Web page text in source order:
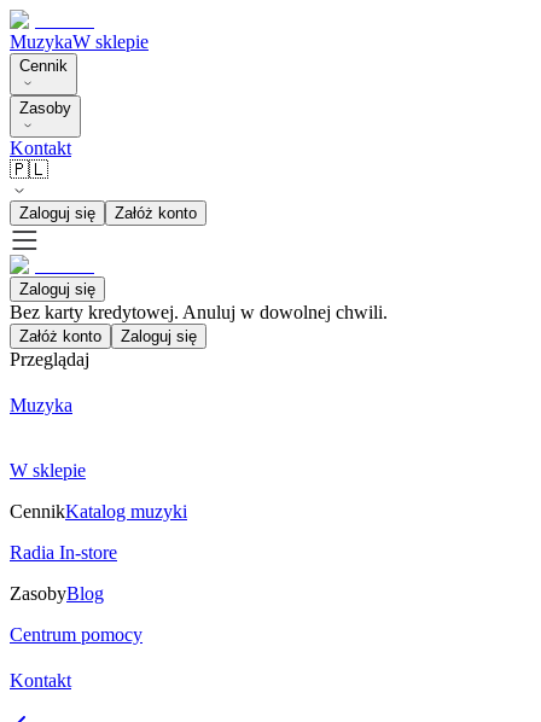
MuzykaW sklepie
Cennik
Zasoby
Kontakt
🇵🇱
Zaloguj się Załóż konto
Zaloguj się
Bez karty kredytowej. Anuluj w dowolnej chwili.
Załóż konto Zaloguj się
Przeglądaj
Muzyka
W sklepie
CennikKatalog muzyki
Radia In-store
ZasobyBlog
Centrum pomocy
Kontakt